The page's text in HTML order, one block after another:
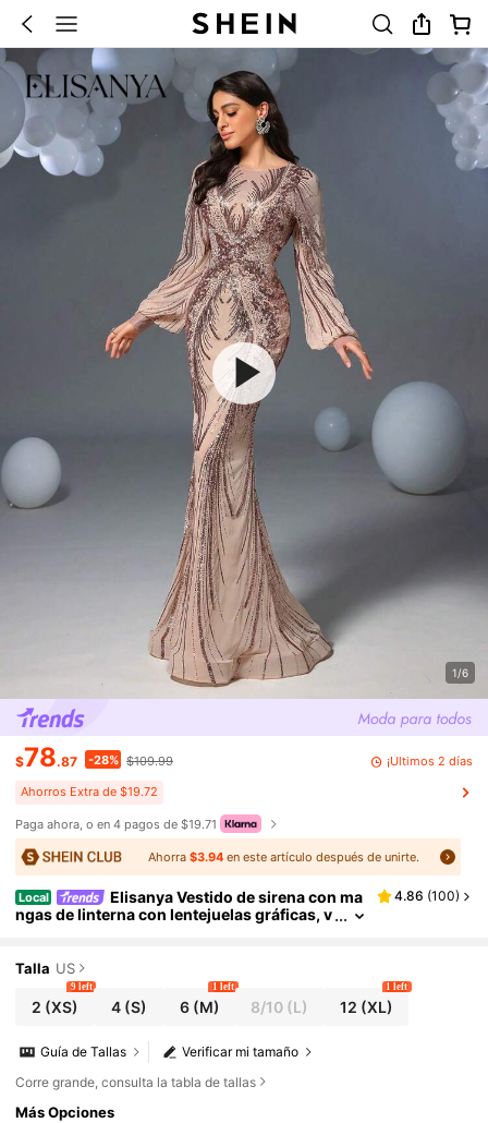
1/6
$78.87 -28% $109.99 ¡Últimos 2 días
Ahorros Extra de $19.72
Paga ahora, o en 4 pagos de $19.71
Ahorra$3.94 en este artículo después de unirte.
Local
Elisanya Vestido de sirena con ma
ngas de linterna con lentejuelas gráficas, v
4.86 (100)
Talla US
2 (XS)
9 left
4(S) 6(M)
1 left
8/10 (L) 12 (XL)
1 left
Verificar mi tamaño
Guía de Tallas
Corre grande, consulta la tabla de tallas
Más Opciones